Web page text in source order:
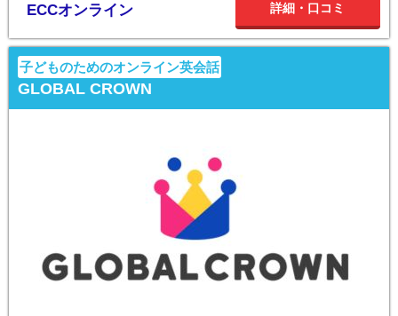
ECCオンライン 詳細・口コミ
子どものためのオンライン英会話
GLOBAL CROWN